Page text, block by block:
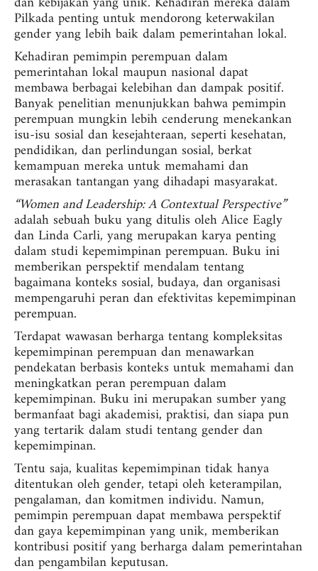
Pilkada penting untuk mendorong keterwakilan
gender yang lebih baik dalam pemerintahan lokal.
Kehadiran pemimpin perempuan dalam
pemerintahan lokal maupun nasional dapat
membawa berbagai kelebihan dan dampak positif.
Banyak penelitian menunjukkan bahwa pemimpin
perempuan mungkin lebih cenderung menekankan
isu-isu sosial dan kesejahteraan, seperti kesehatan,
pendidikan, dan perlindungan sosial, berkat
kemampuan mereka untuk memahami dan
merasakan tantangan yang dihadapi masyarakat.
“Women and Leadership: A Contextual Perspective”
adalah sebuah buku yang ditulis oleh Alice Eagly
dan Linda Carli, yang merupakan karya penting
dalam studi kepemimpinan perempuan. Buku ini
memberikan perspektif mendalam tentang
bagaimana konteks sosial, budaya, dan organisasi
mempengaruhi peran dan efektivitas kepemimpinan
perempuan.
Terdapat wawasan berharga tentang kompleksitas
kepemimpinan perempuan dan menawarkan
pendekatan berbasis konteks untuk memahami dan
meningkatkan peran perempuan dalam
kepemimpinan. Buku ini merupakan sumber yang
bermanfaat bagi akademisi, praktisi, dan siapa pun
yang tertarik dalam studi tentang gender dan
kepemimpinan.
Tentu saja, kualitas kepemimpinan tidak hanya
ditentukan oleh gender, tetapi oleh keterampilan,
pengalaman, dan komitmen individu. Namun,
pemimpin perempuan dapat membawa perspektif
dan gaya kepemimpinan yang unik, memberikan
kontribusi positif yang berharga dalam pemerintahan
dan pengambilan keputusan.